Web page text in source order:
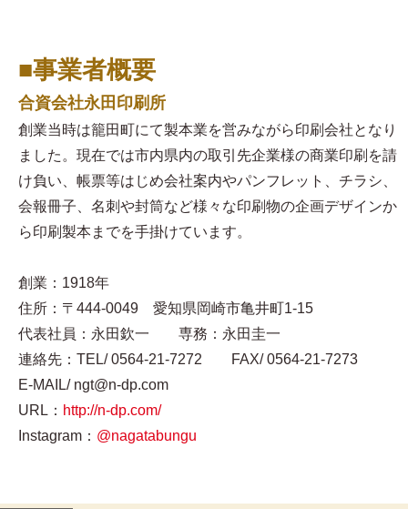
■事業者概要
合資会社永田印刷所
創業当時は籠田町にて製本業を営みながら印刷会社となり
ました。現在では市内県内の取引先企業様の商業印刷を請
け負い、帳票等はじめ会社案内やパンフレット、チラシ、
会報冊子、名刺や封筒など様々な印刷物の企画デザインか
ら印刷製本までを手掛けています。
創業：1918年
住所：〒444-0049 愛知県岡崎市亀井町1-15
代表社員：永田欽一 専務：永田圭一
連絡先：TEL/ 0564-21-7272 FAX/ 0564-21-7273
E-MAIL/ ngt@n-dp.com
URL： http://n-dp.com/
Instagram： @nagatabungu